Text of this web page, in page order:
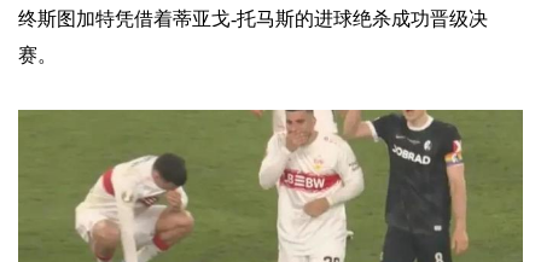
终斯图加特凭借着蒂亚戈-托马斯的进球绝杀成功晋级决
赛。